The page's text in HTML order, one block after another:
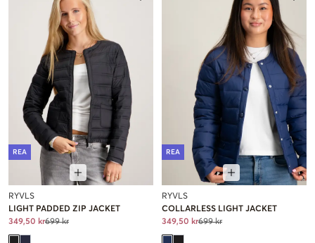
REA
RYVLS
LIGHT PADDED ZIP JACKET
349,50 kr699 kr
REA
RYVLS
COLLARLESS LIGHT JACKET
349,50 kr699 kr